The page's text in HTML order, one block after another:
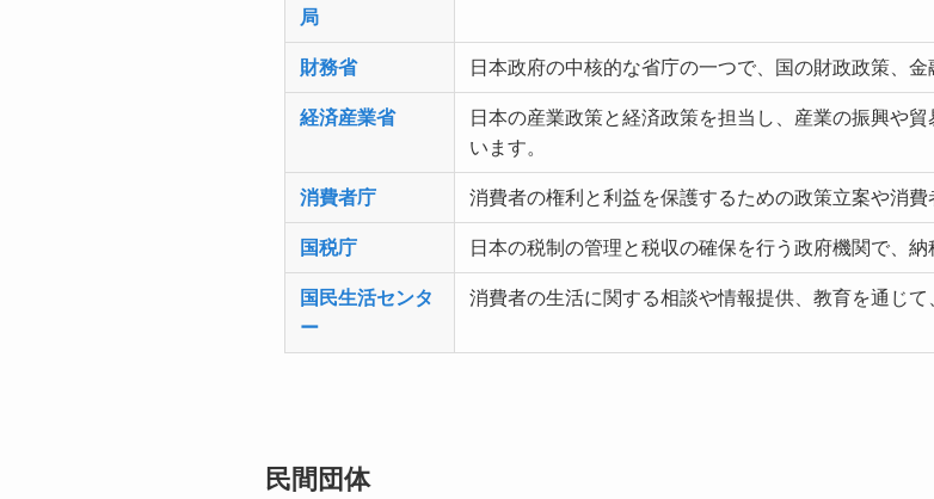
局
財務省 日本政府の中核的な省庁の一つで、国の財政政策、
経済産業省
日本の産業政策と経済政策を担当し、産業の振興や
います。
消費者庁 消費者の権利と利益を保護するための政策立案や消費
国税庁 日本の税制の管理と税収の確保を行う政府機関で、納
国民生活センタ
ー
消費者の生活に関する相談や情報提供、教育を通じて
民間団体